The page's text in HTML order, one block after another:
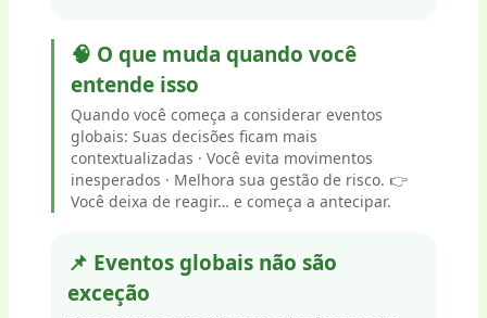
🧠 O que muda quando você
entende isso
Quando você começa a considerar eventos
globais: Suas decisões ficam mais
contextualizadas · Você evita movimentos
inesperados · Melhora sua gestão de risco. 👉
Você deixa de reagir… e começa a antecipar.
📌 Eventos globais não são
exceção